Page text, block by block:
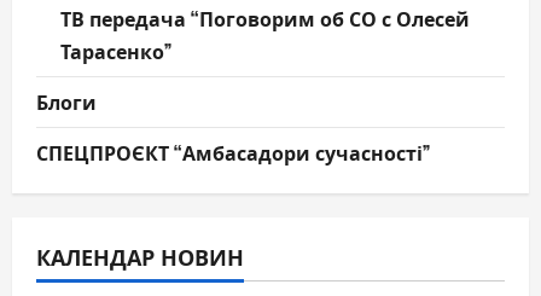
ТВ передача “Поговорим об СО с Олесей
Тарасенко”
Блоги
СПЕЦПРОЄКТ “Амбасадори сучасності”
КАЛЕНДАР НОВИН